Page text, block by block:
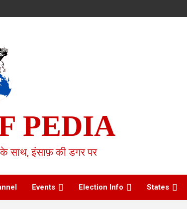
PEDIA
साथ, इंसाफ़ की डगर पर
Events Election Info States